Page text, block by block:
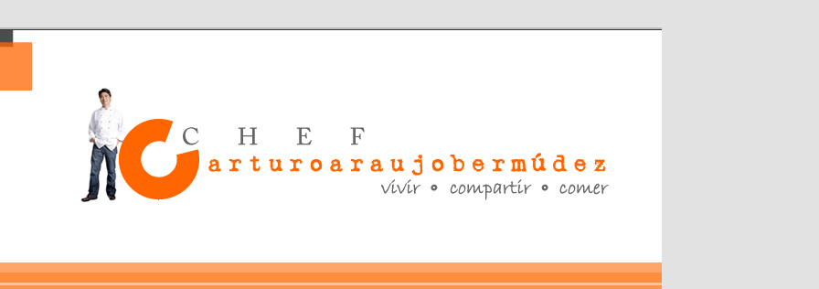
El empresario
de qro al mundo
que he encontrado en la cocina, para transformar y combinar los